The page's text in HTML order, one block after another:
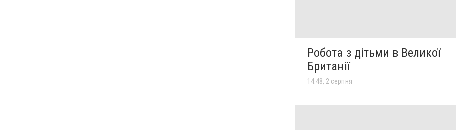
Робота з дітьми в Великої
Британії
14:48, 2 серпня